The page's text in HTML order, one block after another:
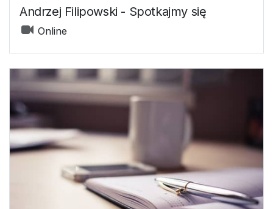
Andrzej Filipowski - Spotkajmy się
Online